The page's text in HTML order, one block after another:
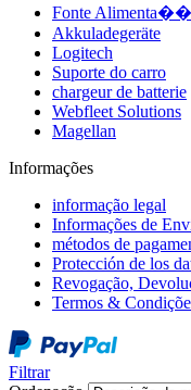
Fonte
Akkuladegeräte
Logitech
Suporte do carro
chargeur de batterie
Webfleet Solutions
Magellan
Informações
informação legal
Informações de
métodos de
Protección de los
Revogação,
Termos &
Filtrar